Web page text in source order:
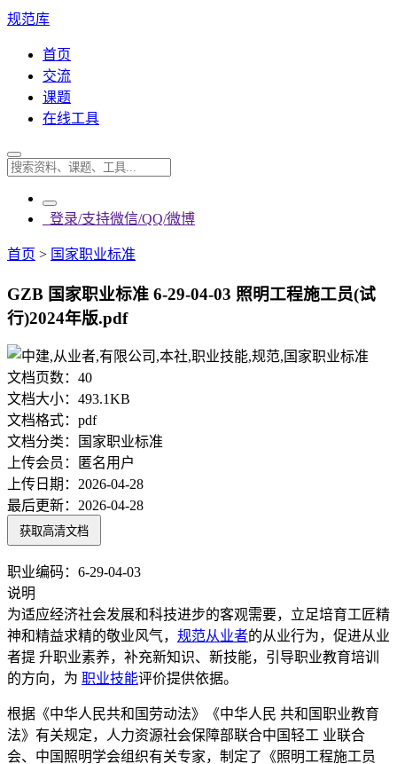
规范库
首页
交流
课题
在线工具
登录/支持微信/QQ/微博
首页 > 国家职业标准
GZB 国家职业标准 6-29-04-03 照明工程施工员(试
行)2024年版.pdf
文档页数： 40
文档大小： 493.1KB
文档格式： pdf
文档分类：
国家职业标准
上传会员：
匿名用户
上传日期： 2026-04-28
最后更新： 2026-04-28
获取高清文档
职业编码：6-29-04-03
说明
为适应经济社会发展和科技进步的客观需要，立足培育工匠精
神和精益求精的敬业风气， 规范从业者的从业行为，促进从业
者提 升职业素养，补充新知识、新技能，引导职业教育培训
的方向，为 职业技能评价提供依据。
根据《中华人民共和国劳动法》《中华人民 共和国职业教育
法》有关规定，人力资源社会保障部联合中国轻工 业联合
会、中国照明学会组织有关专家，制定了《照明工程施工员